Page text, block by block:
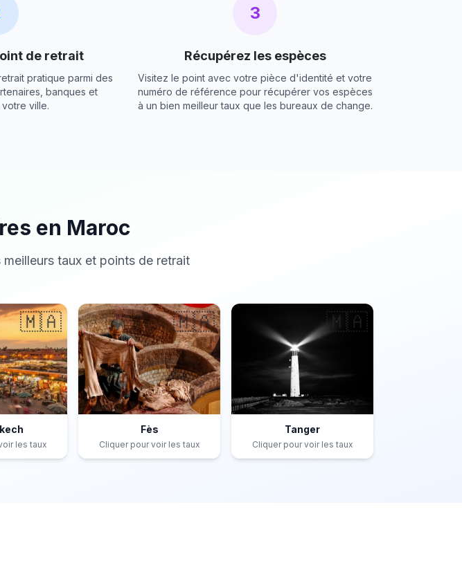
de retrait
pratique parmi des
banques et
ville.
3
Récupérez les espèces
Visitez le point avec votre pièce d'identité et votre
numéro de référence pour récupérer vos espèces
à un bien meilleur taux que les bureaux de change.
en Maroc
taux et points de retrait
🇲🇦
les taux
🇲🇦
Fès
Cliquer pour voir les taux
🇲🇦
Tanger
Cliquer pour voir les taux